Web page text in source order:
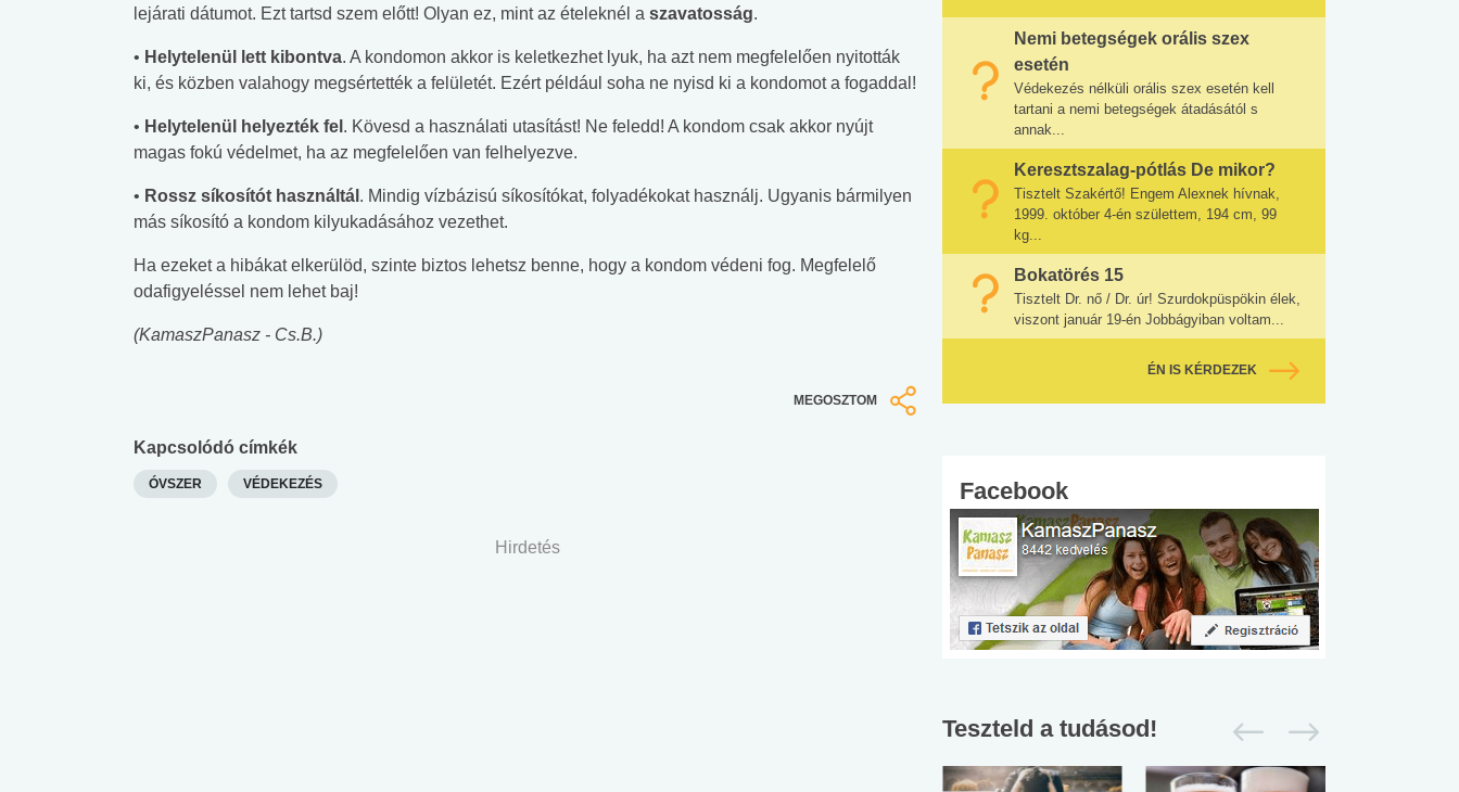
lejárati dátumot. Ezt tartsd szem előtt! Olyan ez, mint az ételeknél a szavatosság.
• Helytelenül lett kibontva. A kondomon akkor is keletkezhet lyuk, ha azt nem megfelelően nyitották
ki, és közben valahogy megsértették a felületét. Ezért például soha ne nyisd ki a kondomot a fogaddal!
• Helytelenül helyezték fel . Kövesd a használati utasítást! Ne feledd! A kondom csak akkor nyújt
magas fokú védelmet, ha az megfelelően van felhelyezve.
• Rossz síkosítót használtál . Mindig vízbázisú síkosítókat, folyadékokat használj. Ugyanis bármilyen
más síkosító a kondom kilyukadásához vezethet.
Ha ezeket a hibákat elkerülöd, szinte biztos lehetsz benne, hogy a kondom védeni fog. Megfelelő
odafigyeléssel nem lehet baj!
(KamaszPanasz - Cs.B.)
MEGOSZTOM
Kapcsolódó címkék
ÓVSZER VÉDEKEZÉS
Hirdetés
Nemi betegségek orális szex
esetén
Védekezés nélküli orális szex esetén kell
tartani a nemi betegségek átadásától s
annak...
Keresztszalag-pótlás De mikor?
Tisztelt Szakértő! Engem Alexnek hívnak,
1999. október 4-én születtem, 194 cm, 99
kg...
Bokatörés 15
Tisztelt Dr. nő / Dr. úr! Szurdokpüspökin élek,
viszont január 19-én Jobbágyiban voltam...
ÉN IS KÉRDEZEK
Facebook
Teszteld a tudásod!